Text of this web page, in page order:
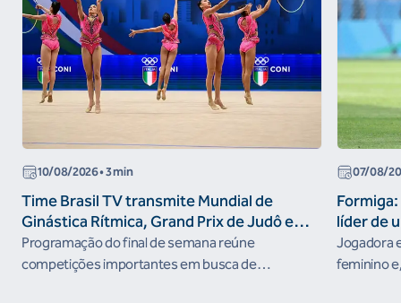
10/08/2026• 3 min
Time Brasil TV transmite Mundial de
Ginástica Rítmica, Grand Prix de Judô e
Brasileiro de Skate Street nesta semana
Programação do final de semana reúne
competições importantes em busca de
07/08/
líder de
Jogadora
feminino